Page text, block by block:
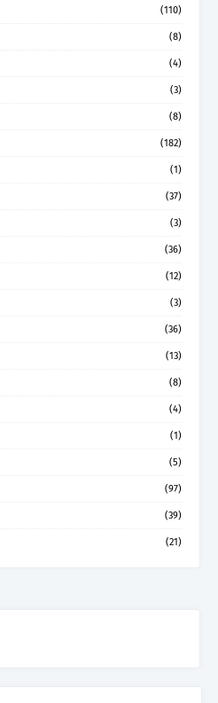
(110)
(8)
(4)
(3)
(8)
(182)
(1)
(37)
(3)
(36)
(12)
(3)
(36)
(13)
(8)
(4)
(1)
(5)
(97)
(39)
(21)